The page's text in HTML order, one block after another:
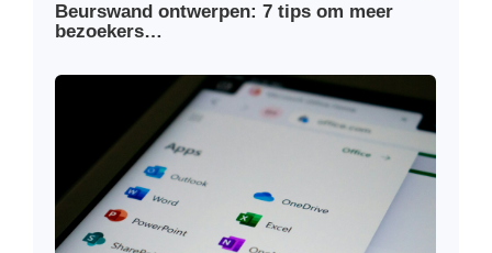
Beurswand ontwerpen: 7 tips om meer
bezoekers…